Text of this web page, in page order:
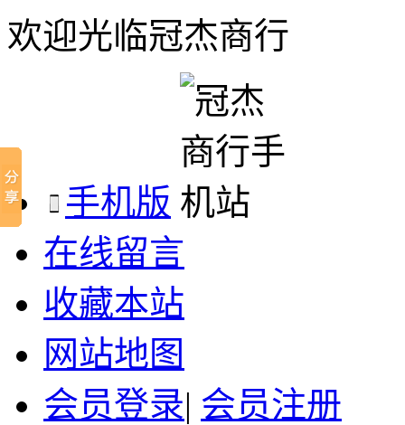
欢迎光临冠杰商行
手机版
在线留言
收藏本站
网站地图
会员登录| 会员注册